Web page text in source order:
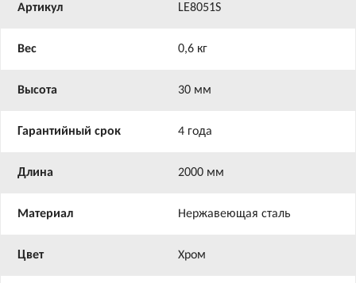
Артикул LE8051S
Вес 0,6 кг
Высота 30 мм
Гарантийный срок 4 года
Длина 2000 мм
Материал Нержавеющая сталь
Цвет Хром